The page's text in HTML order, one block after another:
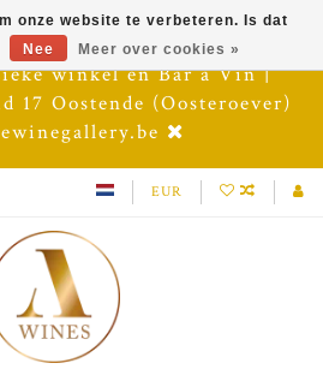
winkel en Bar à Vin |
17 Oostende (Oosteroever)
EUR
onze website te verbeteren. Is dat
Nee Meer over cookies »